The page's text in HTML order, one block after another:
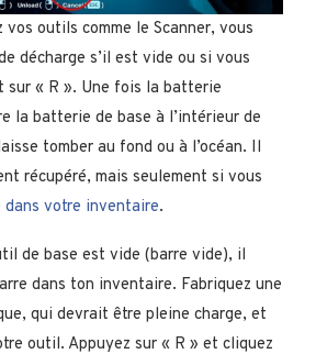
vos outils comme le Scanner, vous
décharge s’il est vide ou si vous
sur « R ». Une fois la batterie
la batterie de base à l’intérieur de
tomber au fond ou à l’océan. Il
récupéré, mais seulement si vous
dans votre inventaire.
de base est vide (barre vide), il
dans ton inventaire. Fabriquez une
qui devrait être pleine charge, et
outil. Appuyez sur « R » et cliquez